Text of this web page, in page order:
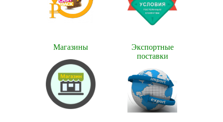
Магазины
Экспортные
поставки